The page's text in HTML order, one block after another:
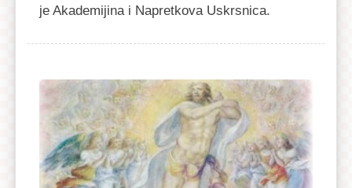
je Akademijina i Napretkova Uskrsnica.